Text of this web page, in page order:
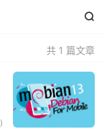

共 1 篇文章
)